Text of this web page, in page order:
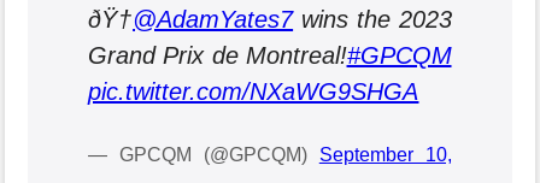
ðŸ†@AdamYates7wins the 2023
Grand Prix de Montreal!#GPCQM
pic.twitter.com/NXaWG9SHGA
— GPCQM (@GPCQM) September 10,